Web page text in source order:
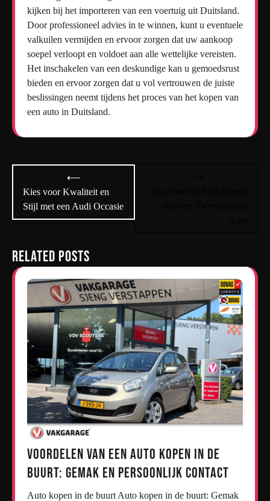
kijken bij het importeren van een voertuig uit Duitsland.
Door professioneel advies in te winnen, kunt u eventuele
valkuilen vermijden en ervoor zorgen dat uw aankoop
soepel verloopt en voldoet aan alle wettelijke vereisten.
Het inschakelen van een deskundige kan u gemoedsrust
bieden en ervoor zorgen dat u vol vertrouwen de juiste
beslissingen neemt tijdens het proces van het kopen van
een auto in Duitsland.
navigatie
⟵
Kies voor Kwaliteit en
Stijl met een Audi Occasie
Related Posts
Voordelen van een Auto Kopen in de
Buurt: Gemak en Persoonlijk Contact
Auto kopen in de buurt Auto kopen in de buurt: Gemak